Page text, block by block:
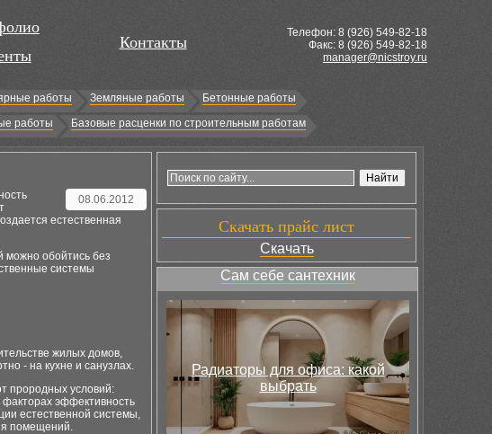
Контакты
Телефон: 8 (926) 549-82-18
Факс: 8 (926) 549-82-18
manager@nicstroy.ru
работы Земляные работы
Бетонные работы
работы Базовые расценки по строительным работам
08.06.2012
естественная
можно обойтись без
системы
жилых домов,
- на кухне и санузлах.
прородных условий:
эффективность
естественной системы,
помещений.
Скачать прайс лист
Скачать
Сам себе сантехник
Радиаторы для офиса: какой
выбрать